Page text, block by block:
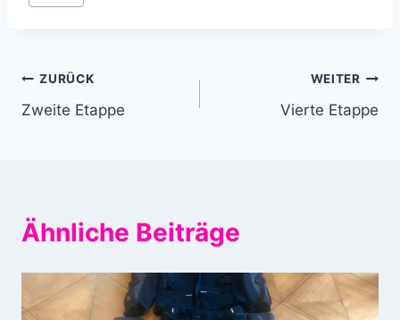
Beitragsnavigation
ZURÜCK
Zweite Etappe
WEITER
Vierte Etappe
Ähnliche Beiträge